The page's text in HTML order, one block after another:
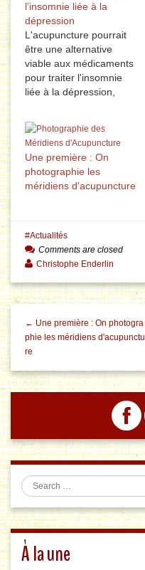
l’insomnie liée à la
dépression
L'acupuncture pourrait
être une alternative
viable aux médicaments
pour traiter l'insomnie
liée à la dépression,
d'une méta-analyse en
provenance de Chine.
Dix-huit essais cliniques
randomisés contrôlés
avec 1678 participants
ont été analysés. Les
le traitement de
l'acupuncture a entraîné
des améliorations
significatives du…
Une première : On
photographie les
méridiens d'acupuncture
Actualités
Comments are closed
Christophe Enderlin
← Une première : On photogra
phie les méridiens d'acupunctu
re
Search
À la une